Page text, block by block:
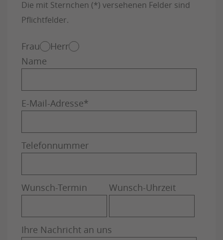
Die mit Sternchen (*) versehenen Felder sind
Pflichtfelder.
Frau
Herr
Name
E-Mail-Adresse*
Telefonnummer
Wunsch-Termin Wunsch-Uhrzeit
Ihre Nachricht an uns